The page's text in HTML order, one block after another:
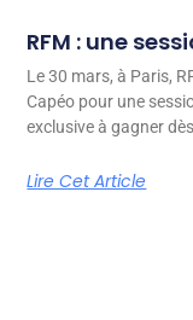
RFM : une
Le 30 mars, à Paris,
Capéo pour une
exclusive à gagner
Lire Cet Article